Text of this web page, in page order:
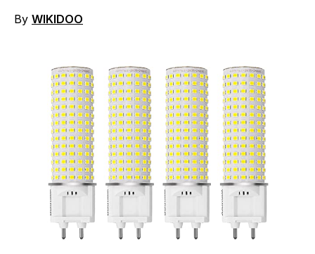
By WIKIDOO